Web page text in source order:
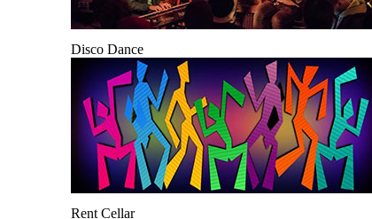
Disco Dance
Rent Cellar